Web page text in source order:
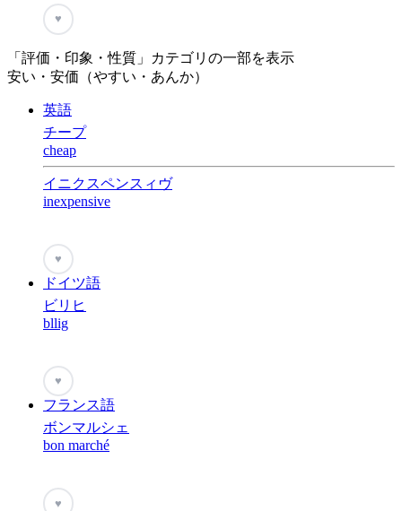
♥
「評価・印象・性質」カテゴリの一部を表示
安い・安価（やすい・あんか）
英語
チープ
cheap
イニクスペンスィヴ
inexpensive
♥
ドイツ語
ビリヒ
bllig
♥
フランス語
ボンマルシェ
bon marché
♥